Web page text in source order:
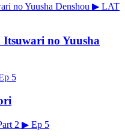
▶ LAT
no Yuusha
5
▶ Ep 5